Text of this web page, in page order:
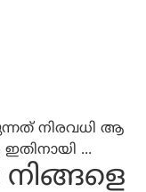
നിരവധി ആ
...